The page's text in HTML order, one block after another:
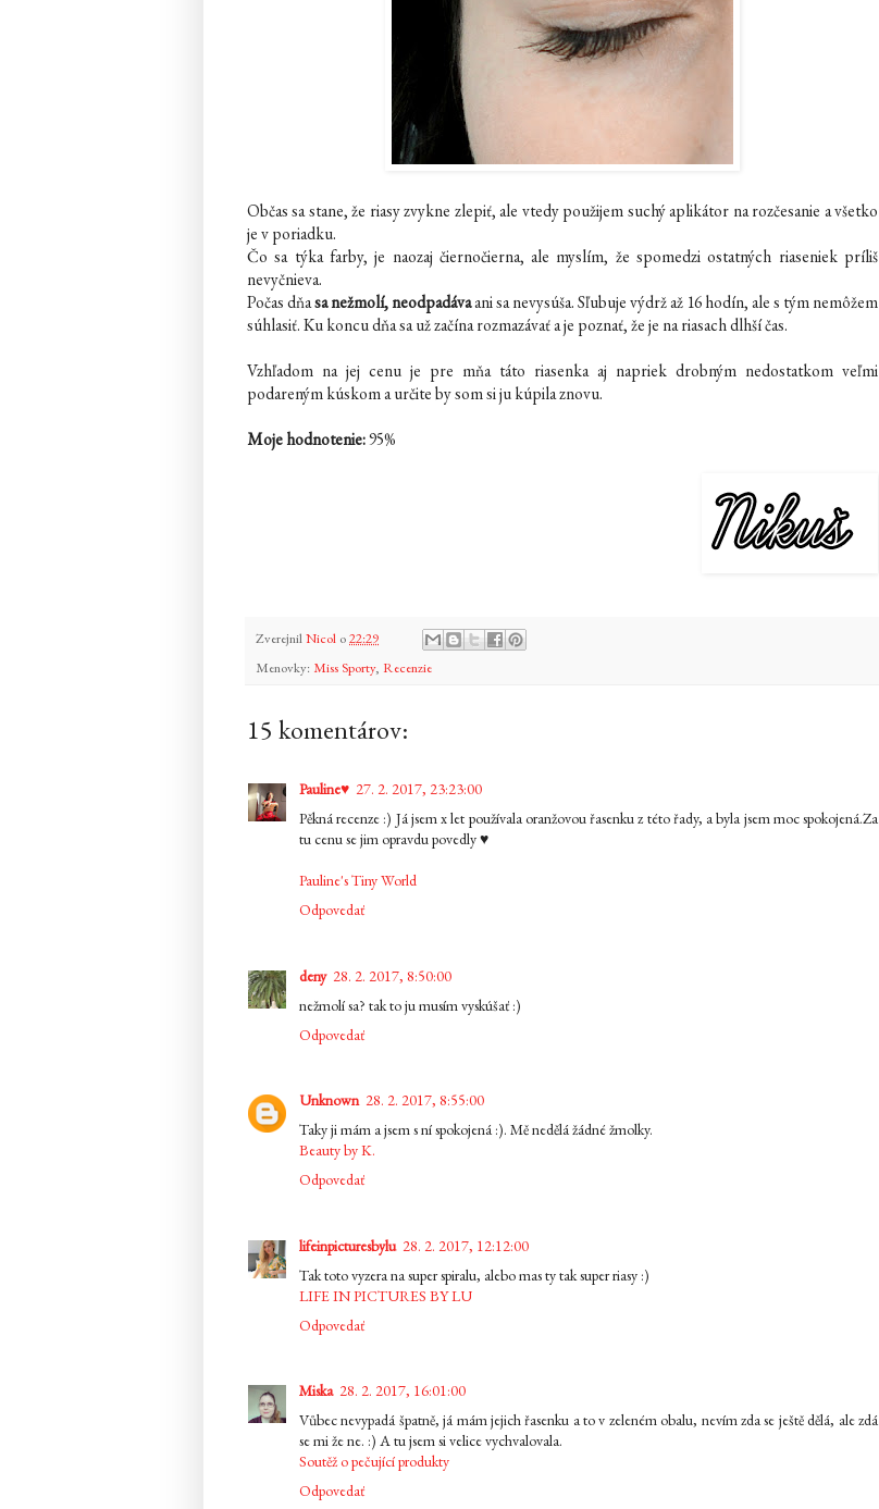
Občas sa stane, že riasy zvykne zlepiť, ale vtedy použijem suchý aplikátor na rozčesanie a všetko
je v poriadku.
Čo sa týka farby, je naozaj čiernočierna, ale myslím, že spomedzi ostatných riaseniek príliš
nevyčnieva.
Počas dňasanežmolí, neodpadávaani sa nevysúša. Sľubuje výdrž až 16 hodín, ale s tým nemôžem
súhlasiť. Ku koncu dňa sa už začína rozmazávať a je poznať, že je na riasach dlhší čas.
Vzhľadom na jej cenu je pre mňa táto riasenka aj napriek drobným nedostatkom veľmi
podareným kúskom a určite by som si ju kúpila znovu.
Moje hodnotenie:95%
ZverejnilNicol o22:29
Menovky: Miss Sporty, Recenzie
15 komentárov:
Pauline♥ 27. 2. 2017, 23:23:00
Pěkná recenze :) Já jsem x let používala oranžovou řasenku z této řady, a byla jsem moc spokojená.Za
tu cenu se jim opravdu povedly ♥
Pauline's Tiny World
Odpovedať
deny 28. 2. 2017, 8:50:00
nežmolí sa? tak to ju musím vyskúšať :)
Odpovedať
Unknown 28. 2. 2017, 8:55:00
Taky ji mám a jsem s ní spokojená :). Mě nedělá žádné žmolky.
Beauty by K.
Odpovedať
lifeinpicturesbylu 28. 2. 2017, 12:12:00
Tak toto vyzera na super spiralu, alebo mas ty tak super riasy :)
LIFE IN PICTURES BY LU
Odpovedať
Miska 28. 2. 2017, 16:01:00
Vůbec nevypadá špatně, já mám jejich řasenku a to v zeleném obalu, nevím zda se ještě dělá, ale zdá
se mi že ne. :) A tu jsem si velice vychvalovala.
Soutěž o pečující produkty
Odpovedať